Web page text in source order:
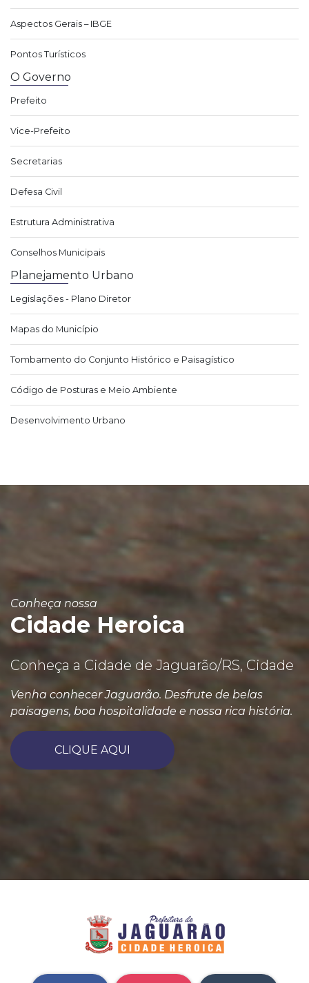
Aspectos Gerais – IBGE
Pontos Turísticos
O Governo
Prefeito
Vice-Prefeito
Secretarias
Defesa Civil
Estrutura Administrativa
Conselhos Municipais
Planejamento Urbano
Legislações - Plano Diretor
Mapas do Município
Tombamento do Conjunto Histórico e Paisagístico
Código de Posturas e Meio Ambiente
Desenvolvimento Urbano
Conheça nossa
Cidade Heroica
Conheça a Cidade de Jaguarão/RS, Cidade
Venha conhecer Jaguarão. Desfrute de belas
paisagens, boa hospitalidade e nossa rica história.
CLIQUE AQUI